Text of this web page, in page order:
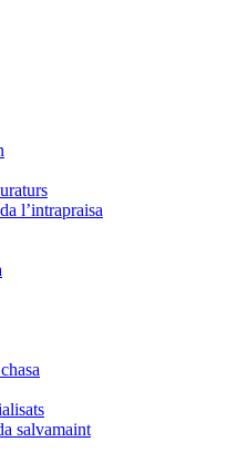
l’intrapraisa
salvamaint